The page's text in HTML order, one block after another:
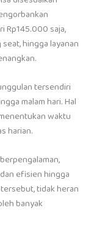
Rp145.000 saja,
hingga layanan
tersendiri
malam hari. Hal
waktu
harian.
efisien hingga
tidak heran
banyak